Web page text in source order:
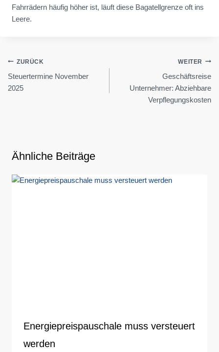
Fahrrädern häufig höher ist, läuft diese Bagatellgrenze oft ins
Leere.
Beitragsnavigation
ZURÜCK
Steuertermine November
2025
WEITER
Geschäftsreise
Unternehmer: Abziehbare
Verpflegungskosten
Ähnliche Beiträge
Energiepreispauschale muss versteuert
werden